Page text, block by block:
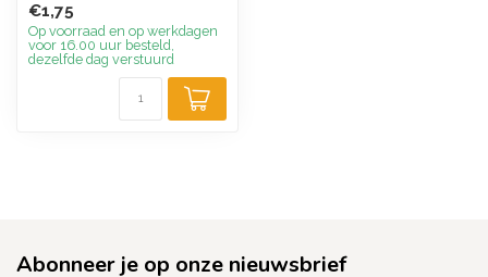
€1,75
Op voorraad en op werkdagen
voor 16.00 uur besteld,
dezelfde dag verstuurd
Abonneer je op onze nieuwsbrief